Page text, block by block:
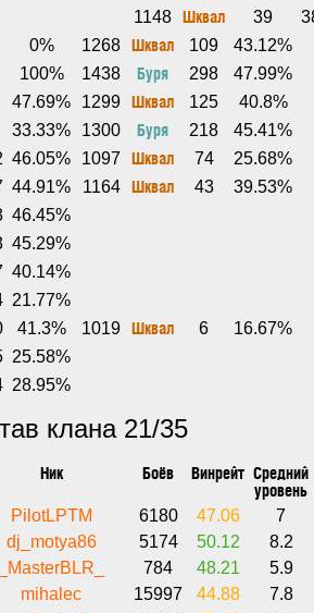
1148 Шквал 39
0% 1268 Шквал 109 43.12%
100% 1438 Буря 298 47.99%
47.69% 1299 Шквал 125 40.8%
33.33% 1300 Буря 218 45.41%
46.05% 1097 Шквал 74 25.68%
44.91% 1164 Шквал 43 39.53%
46.45%
45.29%
40.14%
21.77%
41.3% 1019 Шквал 6 16.67%
25.58%
28.95%
клана 21/35
Ник Боёв Винрейт Средний
уровень
PilotLPTM 6180 47.06
7
dj_motya86 5174 50.12
8.2
_MasterBLR_ 784 48.21
5.9
mihalec 15997 44.88
7.8